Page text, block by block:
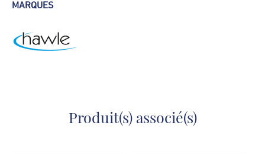
MARQUES
Produit(s) associé(s)